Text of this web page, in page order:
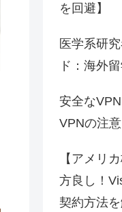
を回避】
医学系研
ド：海外
安全な
VPNの注
【アメリ
方良し！
契約方法を